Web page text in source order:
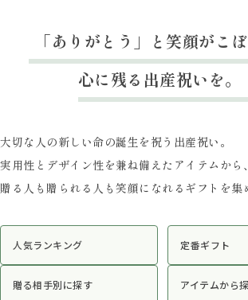
「ありがとう」と笑顔がこぼ
心に残る出産祝いを。
大切な人の新しい命の誕生を祝う出産祝い。
実用性とデザイン性を兼ね備えたアイテムから、
贈る人も贈られる人も笑顔になれるギフトを集
人気ランキング 定番ギフト
贈る相手別に探す アイテムから